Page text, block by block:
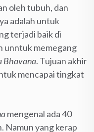
oleh tubuh, dan
adalah untuk
terjadi baik di
unntuk memegang
Bhavana. Tujuan akhir
mencapai tingkat
mengenal ada 40
Namun yang kerap